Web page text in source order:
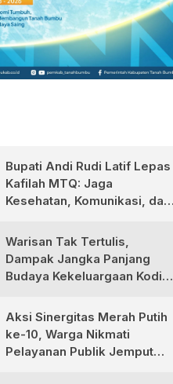
Bupati Andi Rudi Latif Lepas
Kafilah MTQ: Jaga
Kesehatan, Komunikasi, dan
Dunia Akhirat
Warisan Tak Tertulis,
Dampak Jangka Panjang
Budaya Kekeluargaan Kodim
Aksi Sinergitas Merah Putih
ke-10, Warga Nikmati
Pelayanan Publik Jemput